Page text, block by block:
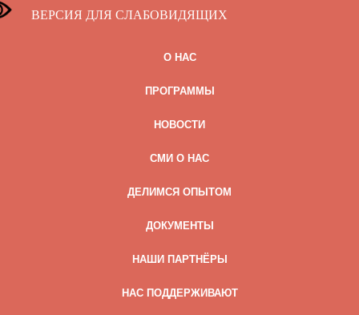
ВЕРСИЯ ДЛЯ СЛАБОВИДЯЩИХ
О НАС
ПРОГРАММЫ
НОВОСТИ
СМИ О НАС
ДЕЛИМСЯ ОПЫТОМ
ДОКУМЕНТЫ
НАШИ ПАРТНЁРЫ
НАС ПОДДЕРЖИВАЮТ